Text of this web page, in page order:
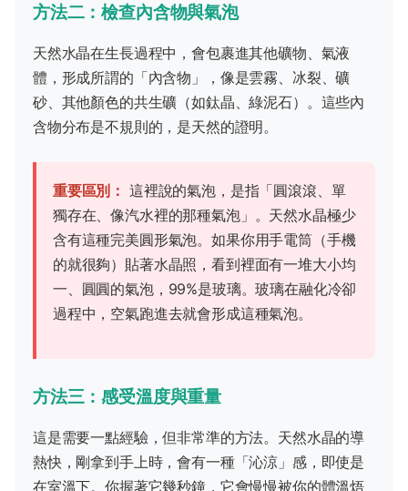
方法二：檢查內含物與氣泡
天然水晶在生長過程中，會包裹進其他礦物、氣液
體，形成所謂的「內含物」，像是雲霧、冰裂、礦
砂、其他顏色的共生礦（如鈦晶、綠泥石）。這些內
含物分布是不規則的，是天然的證明。
重要區別： 這裡說的氣泡，是指「圓滾滾、單
獨存在、像汽水裡的那種氣泡」。天然水晶極少
含有這種完美圓形氣泡。如果你用手電筒（手機
的就很夠）貼著水晶照，看到裡面有一堆大小均
一、圓圓的氣泡，99%是玻璃。玻璃在融化冷卻
過程中，空氣跑進去就會形成這種氣泡。
方法三：感受溫度與重量
這是需要一點經驗，但非常準的方法。天然水晶的導
熱快，剛拿到手上時，會有一種「沁涼」感，即使是
在室溫下。你握著它幾秒鐘，它會慢慢被你的體溫焐